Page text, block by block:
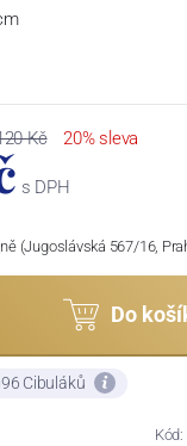
Kč 20% sleva
s DPH
(Jugoslávská 567/16,
Do
Cibuláků